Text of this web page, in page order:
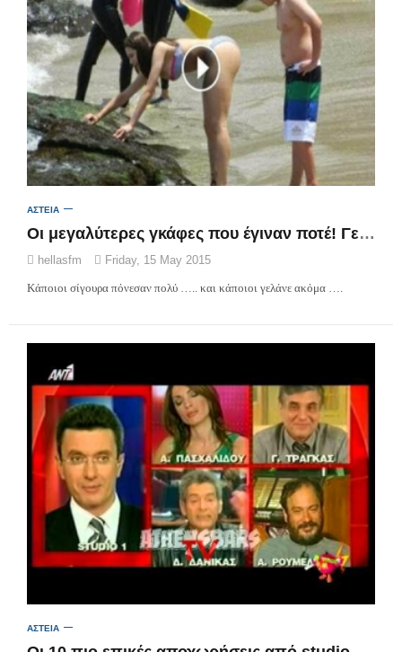
ΑΣΤΕΙΑ
Οι μεγαλύτερες γκάφες που έγιναν ποτέ! Γελάστε και κλάψτε με τους τύπους… (βίντεο)
hellasfm Friday, 15 May 2015
Κάποιοι σίγουρα πόνεσαν πολύ ….. και κάποιοι γελάνε ακόμα ….
ΑΣΤΕΙΑ